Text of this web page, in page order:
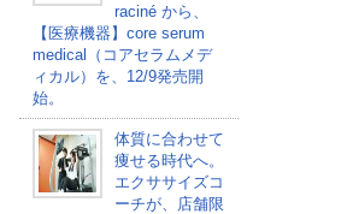
raciné から、
【医療機器】core serum
medical（コアセラムメデ
ィカル）を、12/9発売開
始。
体質に合わせて
痩せる時代へ。
エクササイズコ
ーチが、店舗限